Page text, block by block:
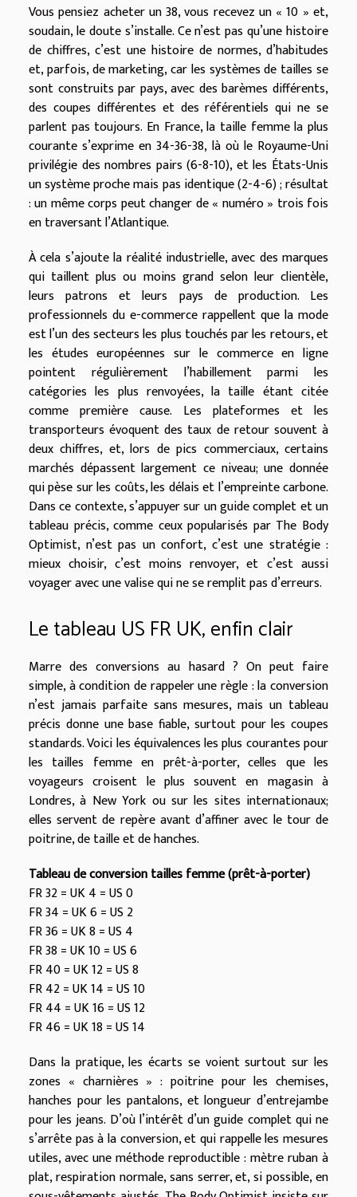
Vous pensiez acheter un 38, vous recevez un « 10 » et,
soudain, le doute s’installe. Ce n’est pas qu’une histoire
de chiffres, c’est une histoire de normes, d’habitudes
et, parfois, de marketing, car les systèmes de tailles se
sont construits par pays, avec des barèmes différents,
des coupes différentes et des référentiels qui ne se
parlent pas toujours. En France, la taille femme la plus
courante s’exprime en 34-36-38, là où le Royaume-Uni
privilégie des nombres pairs (6-8-10), et les États-Unis
un système proche mais pas identique (2-4-6) ; résultat
: un même corps peut changer de « numéro » trois fois
en traversant l’Atlantique.
À cela s’ajoute la réalité industrielle, avec des marques
qui taillent plus ou moins grand selon leur clientèle,
leurs patrons et leurs pays de production. Les
professionnels du e-commerce rappellent que la mode
est l’un des secteurs les plus touchés par les retours, et
les études européennes sur le commerce en ligne
pointent régulièrement l’habillement parmi les
catégories les plus renvoyées, la taille étant citée
comme première cause. Les plateformes et les
transporteurs évoquent des taux de retour souvent à
deux chiffres, et, lors de pics commerciaux, certains
marchés dépassent largement ce niveau; une donnée
qui pèse sur les coûts, les délais et l’empreinte carbone.
Dans ce contexte, s’appuyer sur un guide complet et un
tableau précis, comme ceux popularisés par The Body
Optimist, n’est pas un confort, c’est une stratégie :
mieux choisir, c’est moins renvoyer, et c’est aussi
voyager avec une valise qui ne se remplit pas d’erreurs.
Le tableau US FR UK, enfin clair
Marre des conversions au hasard ? On peut faire
simple, à condition de rappeler une règle : la conversion
n’est jamais parfaite sans mesures, mais un tableau
précis donne une base fiable, surtout pour les coupes
standards. Voici les équivalences les plus courantes pour
les tailles femme en prêt-à-porter, celles que les
voyageurs croisent le plus souvent en magasin à
Londres, à New York ou sur les sites internationaux;
elles servent de repère avant d’affiner avec le tour de
poitrine, de taille et de hanches.
Tableau de conversion tailles femme (prêt-à-porter)
FR 32 = UK 4 = US 0
FR 34 = UK 6 = US 2
FR 36 = UK 8 = US 4
FR 38 = UK 10 = US 6
FR 40 = UK 12 = US 8
FR 42 = UK 14 = US 10
FR 44 = UK 16 = US 12
FR 46 = UK 18 = US 14
Dans la pratique, les écarts se voient surtout sur les
zones « charnières » : poitrine pour les chemises,
hanches pour les pantalons, et longueur d’entrejambe
pour les jeans. D’où l’intérêt d’un guide complet qui ne
s’arrête pas à la conversion, et qui rappelle les mesures
utiles, avec une méthode reproductible : mètre ruban à
plat, respiration normale, sans serrer, et, si possible, en